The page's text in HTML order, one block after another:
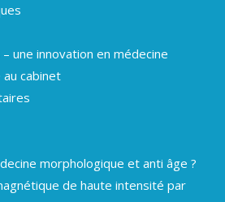
une innovation en médecine
cabinet
morphologique et anti âge ?
de haute intensité par